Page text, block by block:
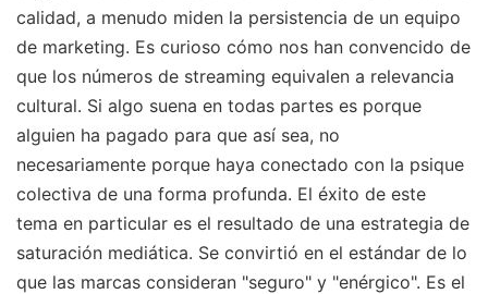
calidad, a menudo miden la persistencia de un equipo
de marketing. Es curioso cómo nos han convencido de
que los números de streaming equivalen a relevancia
cultural. Si algo suena en todas partes es porque
alguien ha pagado para que así sea, no
necesariamente porque haya conectado con la psique
colectiva de una forma profunda. El éxito de este
tema en particular es el resultado de una estrategia de
saturación mediática. Se convirtió en el estándar de lo
que las marcas consideran "seguro" y "enérgico". Es el